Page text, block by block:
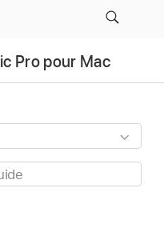
Pro pour Mac